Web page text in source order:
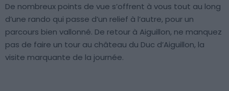
De nombreux points de vue s’offrent à vous tout au long
d’une rando qui passe d’un relief à l’autre, pour un
parcours bien vallonné. De retour à Aiguillon, ne manquez
pas de faire un tour au château du Duc d’Aiguillon, la
visite marquante de la journée.